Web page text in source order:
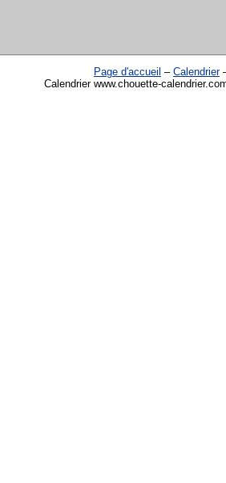
Page d'accueil – Calendrier
Calendrier www.chouette-